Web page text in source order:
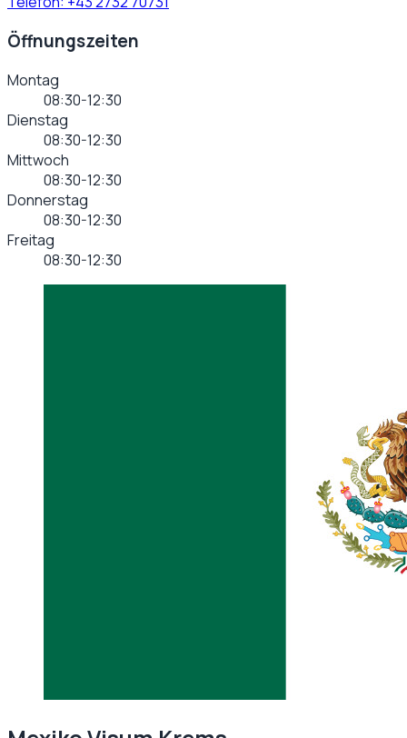
Öffnungszeiten
Montag
08:30-12:30
Dienstag
08:30-12:30
Mittwoch
08:30-12:30
Donnerstag
08:30-12:30
Freitag
08:30-12:30